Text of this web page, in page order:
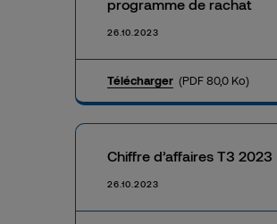
programme de rachat
26.10.2023
Télécharger (PDF 80,0 Ko)
Chiffre d’affaires T3 2023
26.10.2023